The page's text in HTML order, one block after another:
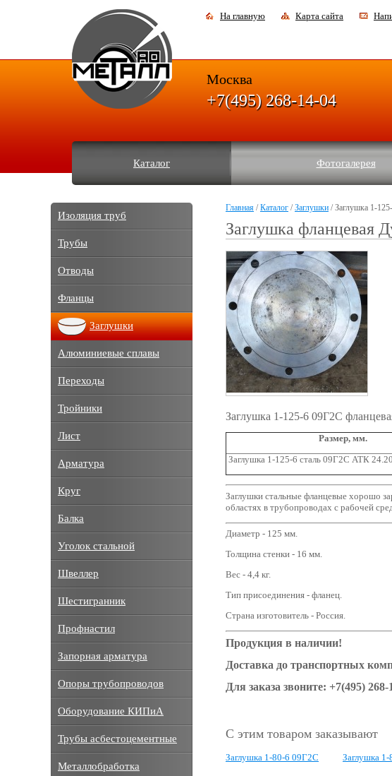
На главную Карта сайта
Каталог Фотогалерея
Москва
+7(495) 268-14-04
Главная /Каталог /Заглушки / Заглушка 1-
Заглушка фланцевая
Заглушка 1-125-6 09Г2С
Размер, мм.
Заглушка 1-125-6 сталь 09Г2С АТК
Заглушки стальные фланцевые хорошо
областях в трубопроводах с рабочей
Диаметр - 125 мм.
Толщина стенки - 16 мм.
Вес - 4,4 кг.
Тип присоединения - фланец.
Страна изготовитель - Россия.
Продукция в наличии!
Доставка до транспортных
Для заказа звоните: +7(495) 268-
С этим товаром заказывают
Заглушка 1-80-6 09Г2С Заглушка
Изоляция труб
Трубы
Отводы
Фланцы
Заглушки
Алюминиевые сплавы
Переходы
Тройники
Лист
Арматура
Круг
Балка
Уголок стальной
Швеллер
Шестигранник
Профнастил
Запорная арматура
Опоры трубопроводов
Оборудование КИПиА
Трубы асбестоцементные
Металлобработка